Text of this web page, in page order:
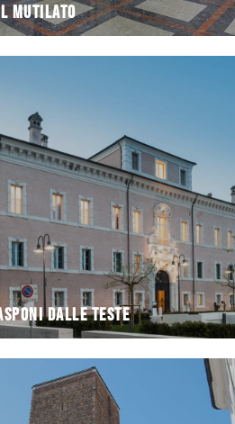
Mutilato
dalle Teste
dalle Teste
"dei beccai", per via dei macellai
zona tenevano le loro